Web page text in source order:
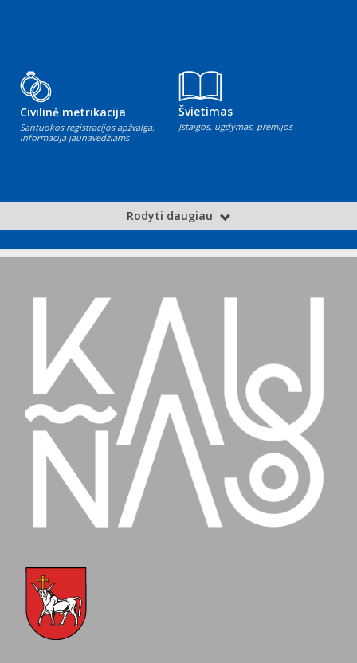
Civilinė metrikacija
Santuokos registracijos apžvalga,
informacija jaunavedžiams
Švietimas
Įstaigos, ugdymas, premijos
Rodyti daugiau